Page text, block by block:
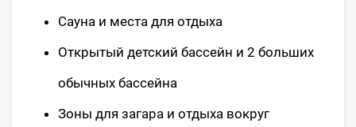
Сауна и места для отдыха
Открытый детский бассейн и 2 больших
обычных бассейна
Зоны для загара и отдыха вокруг